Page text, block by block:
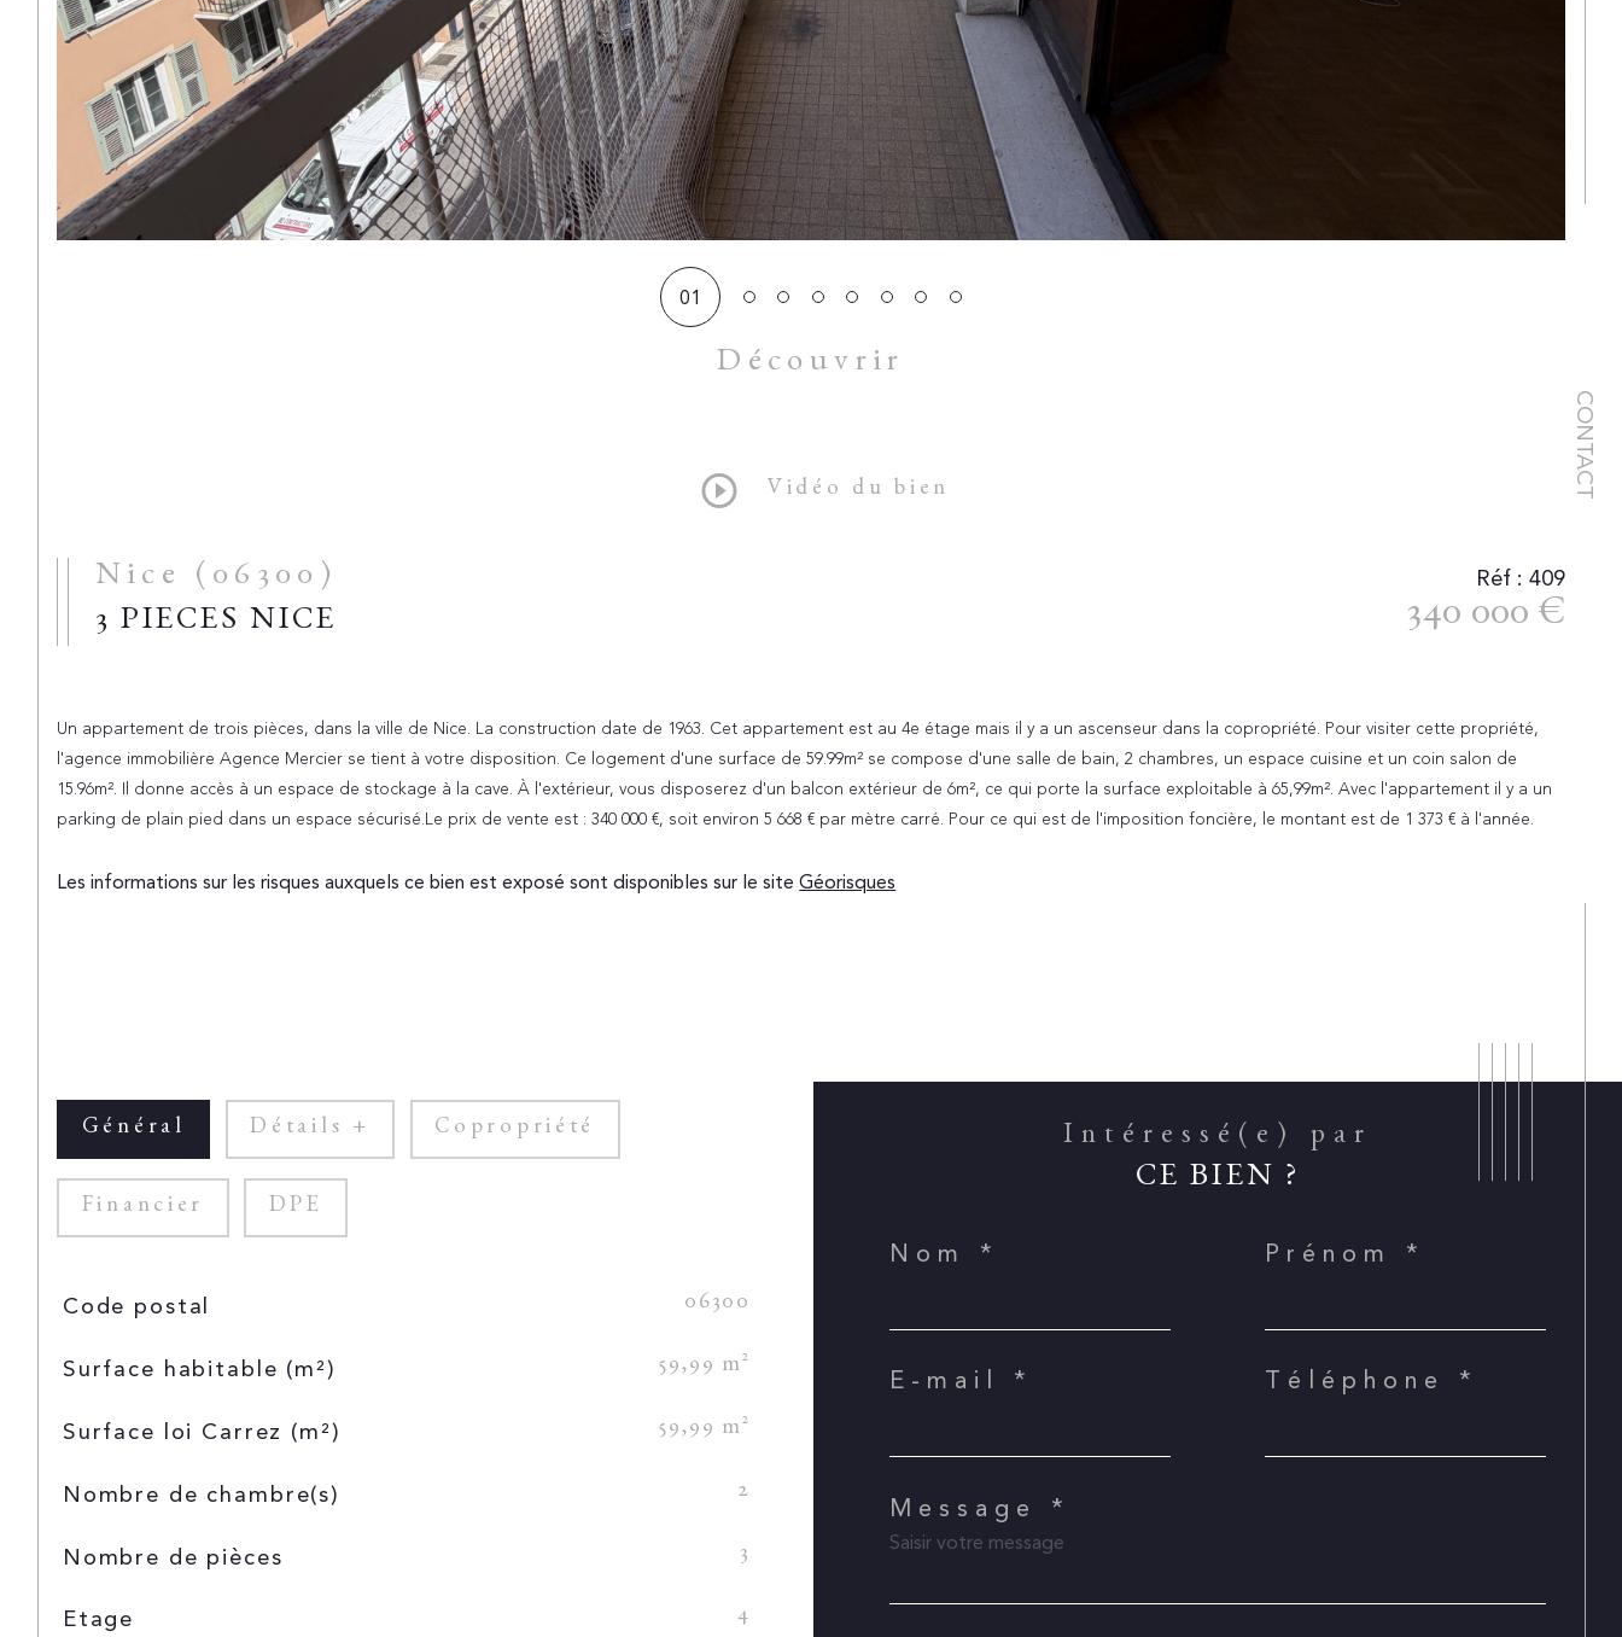
CONTACT
01
Découvrir
Vidéo du bien
Nice (06300)
3 PIECES NICE
Réf : 409
340 000 €
Un appartement de trois pièces, dans la ville de Nice. La construction date de 1963. Cet appartement est au 4e étage mais il y a un ascenseur dans la copropriété. Pour visiter cette propriété,
l'agence immobilière Agence Mercier se tient à votre disposition. Ce logement d'une surface de 59.99m² se compose d'une salle de bain, 2 chambres, un espace cuisine et un coin salon de
15.96m². Il donne accès à un espace de stockage à la cave. À l'extérieur, vous disposerez d'un balcon extérieur de 6m², ce qui porte la surface exploitable à 65,99m². Avec l'appartement il y a un
parking de plain pied dans un espace sécurisé.Le prix de vente est : 340 000 €, soit environ 5 668 € par mètre carré. Pour ce qui est de l'imposition foncière, le montant est de 1 373 € à l'année.
Les informations sur les risques auxquels ce bien est exposé sont disponibles sur le siteGéorisques
Général Détails + Copropriété
Financier DPE
TRAD_SIROCCO_Caracteristique
Code postal 06300
Surface habitable (m²) 59,99 m²
Surface loi Carrez (m²) 59,99 m²
Nombre de chambre(s) 2
Nombre de pièces 3
Etage 4
Intéressé(e) par
CE BIEN ?
Nom * Prénom *
E-mail * Téléphone *
Message *